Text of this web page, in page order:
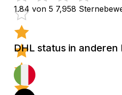
1.84 von 5 7,958
DHL status in anderen